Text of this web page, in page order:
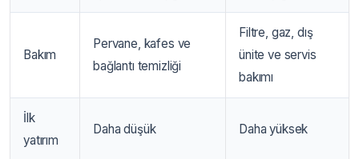
Bakım
Pervane, kafes ve
bağlantı temizliği
Filtre, gaz, dış
ünite ve servis
bakımı
İlk
yatırım
Daha düşük Daha yüksek